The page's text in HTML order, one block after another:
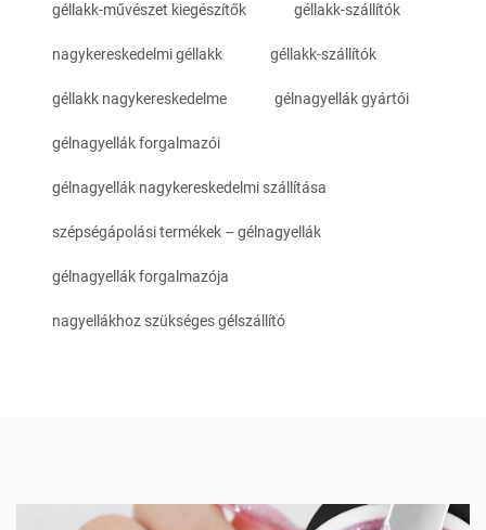
géllakk-művészet kiegészítők géllakk-szállítók
nagykereskedelmi géllakk géllakk-szállítók
géllakk nagykereskedelme gélnagyellák gyártói
gélnagyellák forgalmazói
gélnagyellák nagykereskedelmi szállítása
szépségápolási termékek – gélnagyellák
gélnagyellák forgalmazója
nagyellákhoz szükséges gélszállító